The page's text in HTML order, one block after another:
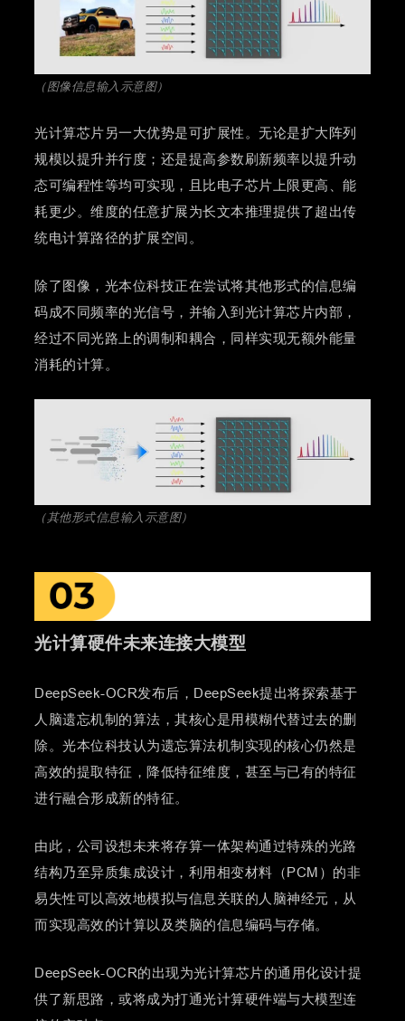
（图像信息输入示意图）
光计算芯片另一大优势是可扩展性。无论是扩大阵列
规模以提升并行度；还是提高参数刷新频率以提升动
态可编程性等均可实现，且比电子芯片上限更高、能
耗更少。维度的任意扩展为长文本推理提供了超出传
统电计算路径的扩展空间。
除了图像，光本位科技正在尝试将其他形式的信息编
码成不同频率的光信号，并输入到光计算芯片内部，
经过不同光路上的调制和耦合，同样实现无额外能量
消耗的计算。
（其他形式信息输入示意图）
光计算硬件未来连接大模型
DeepSeek-OCR发布后，DeepSeek提出将探索基于
人脑遗忘机制的算法，其核心是用模糊代替过去的删
除。光本位科技认为遗忘算法机制实现的核心仍然是
高效的提取特征，降低特征维度，甚至与已有的特征
进行融合形成新的特征。
由此，公司设想未来将存算一体架构通过特殊的光路
结构乃至异质集成设计，利用相变材料（PCM）的非
易失性可以高效地模拟与信息关联的人脑神经元，从
而实现高效的计算以及类脑的信息编码与存储。
DeepSeek-OCR的出现为光计算芯片的通用化设计提
供了新思路，或将成为打通光计算硬件端与大模型连